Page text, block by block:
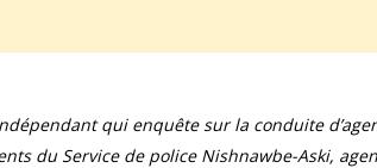
qui enquête sur la conduite
du Service de police Nishnawbe-Aski,